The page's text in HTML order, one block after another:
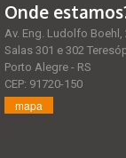
Onde
Av. Eng. Ludolfo Boehl,
Salas 301 e 302
Porto Alegre - RS
CEP: 91720-150
mapa